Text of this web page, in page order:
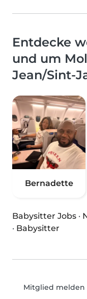
Entdecke
und um
Jean/Sint-
Bernadette
Babysitter Jobs ·
· Babysitter
Mitglied melden